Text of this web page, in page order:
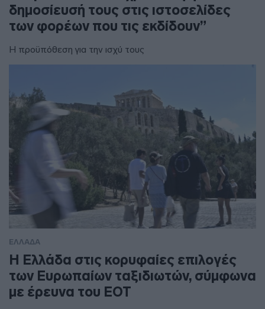
δημοσίευσή τους στις ιστοσελίδες
των φορέων που τις εκδίδουν”
Η προϋπόθεση για την ισχύ τους
ΕΛΛΑΔΑ
Η Ελλάδα στις κορυφαίες επιλογές
των Ευρωπαίων ταξιδιωτών, σύμφωνα
με έρευνα του ΕΟΤ